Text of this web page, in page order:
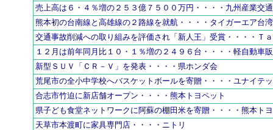
売上高は６・４％増の２５３億７５００万円・・・・九州産業交
熊本初の台南線と高雄線の２路線を就航・・・・タイガーエア台湾
交通事故削減への取り組みを評価され「新人王」受賞・・・・Ｔ
１２月は前年同月比１０・１％増の２４９６台・・・・軽自動車
新型ＳＵＶ「ＣＲ－Ｖ」を発表・・・・県ホンダ会
荒尾市の全小中学校へバスケットボールを寄贈・・・・ユナイテ
合志市竹迫に新店舗オープン・・・・熊本トヨペット
県子ども食堂ネットワークに阿蘇の棚田米を寄贈・・・・熊本ト
天草市本渡町に家具専門店・・・・ニトリ